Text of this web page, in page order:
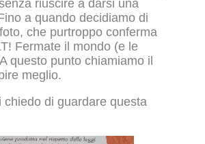
riuscire a darsi una
a quando decidiamo di
che purtroppo conferma
Fermate il mondo (e le
questo punto chiamiamo il
meglio.
chiedo di guardare questa